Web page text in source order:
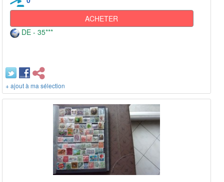
ACHETER
DE - 35***
+ ajout à ma sélection